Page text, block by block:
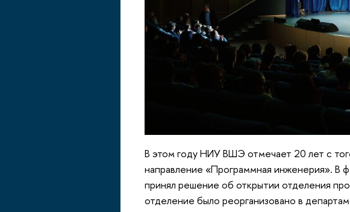
В этом году НИУ ВШЭ отмечает 20 лет с
направление «Программная инженерия». В
принял решение об открытии отделения
отделение было реорганизовано в